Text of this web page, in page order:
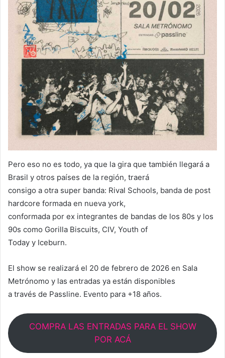
Pero eso no es todo, ya que la gira que también llegará a
Brasil y otros países de la región, traerá
consigo a otra super banda: Rival Schools, banda de post
hardcore formada en nueva york,
conformada por ex integrantes de bandas de los 80s y los
90s como Gorilla Biscuits, CIV, Youth of
Today y Iceburn.
El show se realizará el 20 de febrero de 2026 en Sala
Metrónomo y las entradas ya están disponibles
a través de Passline. Evento para +18 años.
COMPRA LAS ENTRADAS PARA EL SHOW
POR ACÁ